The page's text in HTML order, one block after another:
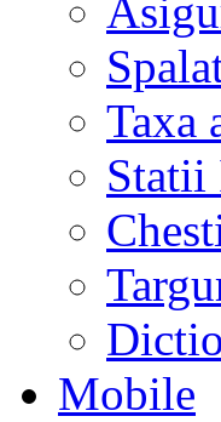
Taxa
Statii
Mobile